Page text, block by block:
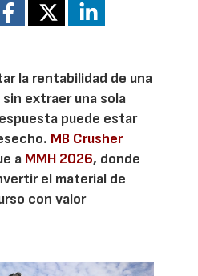
la rentabilidad de una
extraer una sola
puede estar
MB Crusher
a MMH 2026, donde
el material de
con valor